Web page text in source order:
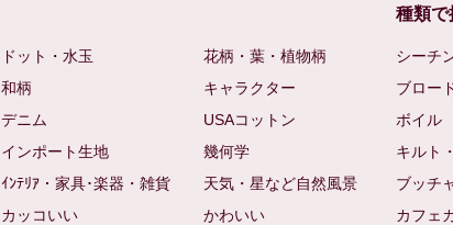
ドット・水玉
花柄・葉・植物柄
和柄
キャラクター
デニム
USAコットン
インポート生地
幾何学
ｲﾝﾃﾘｱ・家具･楽器・雑貨
天気・星など自然風景
カッコいい
かわいい
種類で
シーチ
ブロー
ボイル
キルト
ブッチ
カフェ